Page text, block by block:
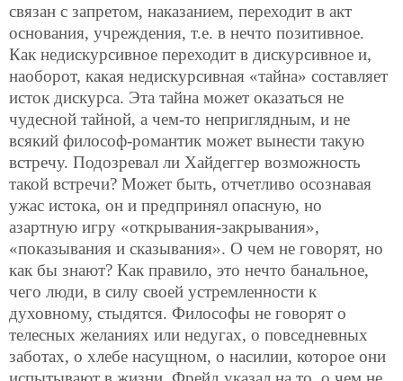
связан с запретом, наказанием, переходит в акт
основания, учреждения, т.е. в нечто позитивное.
Как недискурсивное переходит в дискурсивное и,
наоборот, какая недискурсивная «тайна» составляет
исток дискурса. Эта тайна может оказаться не
чудесной тайной, а чем-то неприглядным, и не
всякий философ-романтик может вынести такую
встречу. Подозревал ли Хайдеггер возможность
такой встречи? Может быть, отчетливо осознавая
ужас истока, он и предпринял опасную, но
азартную игру «открывания-закрывания»,
«показывания и сказывания». О чем не говорят, но
как бы знают? Как правило, это нечто банальное,
чего люди, в силу своей устремленности к
духовному, стыдятся. Философы не говорят о
телесных желаниях или недугах, о повседневных
заботах, о хлебе насущном, о насилии, которое они